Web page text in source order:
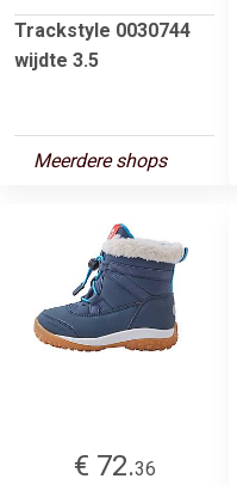
Trackstyle 0030744
wijdte 3.5
Meerdere shops
€ 72.36